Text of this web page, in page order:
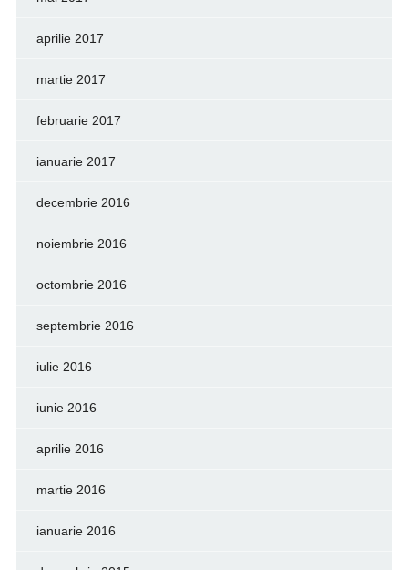
aprilie 2017
martie 2017
februarie 2017
ianuarie 2017
decembrie 2016
noiembrie 2016
octombrie 2016
septembrie 2016
iulie 2016
iunie 2016
aprilie 2016
martie 2016
ianuarie 2016